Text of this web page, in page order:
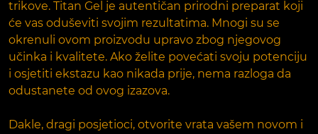
trikove. Titan Gel je autentičan prirodni preparat koji
će vas oduševiti svojim rezultatima. Mnogi su se
okrenuli ovom proizvodu upravo zbog njegovog
učinka i kvalitete. Ako želite povećati svoju potenciju
i osjetiti ekstazu kao nikada prije, nema razloga da
odustanete od ovog izazova.
Dakle, dragi posjetioci, otvorite vrata vašem novom i